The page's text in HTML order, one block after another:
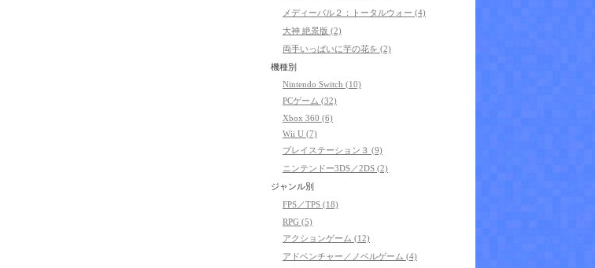
メディーバル２：トータルウォー (4)
大神 絶景版 (2)
両手いっぱいに芋の花を (2)
機種別
Nintendo Switch (10)
PCゲーム (32)
Xbox 360 (6)
Wii U (7)
プレイステーション３ (9)
ニンテンドー3DS／2DS (2)
ジャンル別
FPS／TPS (18)
RPG (5)
アクションゲーム (12)
アドベンチャー／ノベルゲーム (4)